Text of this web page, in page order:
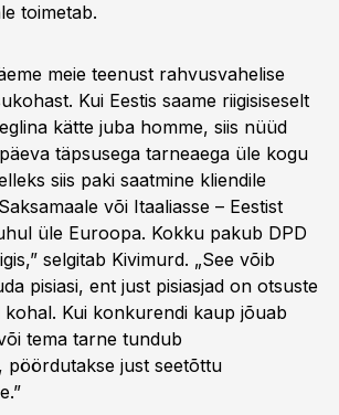
toimetab.
meie teenust rahvusvahelise
Kui Eestis saame riigisiseselt
kätte juba homme, siis nüüd
täpsusega tarneaega üle kogu
siis paki saatmine kliendile
või Itaaliasse – Eestist
üle Euroopa. Kokku pakub DPD
selgitab Kivimurd. „See võib
pisiasi, ent just pisiasjad on otsuste
kohal. Kui konkurendi kaup jõuab
tema tarne tundub
pöördutakse just seetõttu